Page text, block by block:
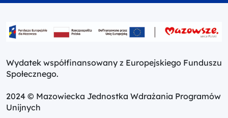
Wydatek współfinansowany z Europejskiego Funduszu
Społecznego.
2024 © Mazowiecka Jednostka Wdrażania Programów
Unijnych